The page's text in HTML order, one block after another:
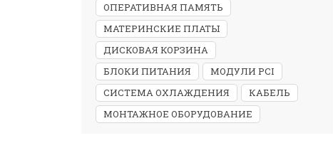
ОПЕРАТИВНАЯ ПАМЯТЬ
МАТЕРИНСКИЕ ПЛАТЫ
ДИСКОВАЯ КОРЗИНА
БЛОКИ ПИТАНИЯ
МОДУЛИ PCI
СИСТЕМА ОХЛАЖДЕНИЯ
КАБЕЛЬ
МОНТАЖНОЕ ОБОРУДОВАНИЕ